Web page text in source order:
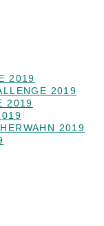
2019
2019
2019
2019